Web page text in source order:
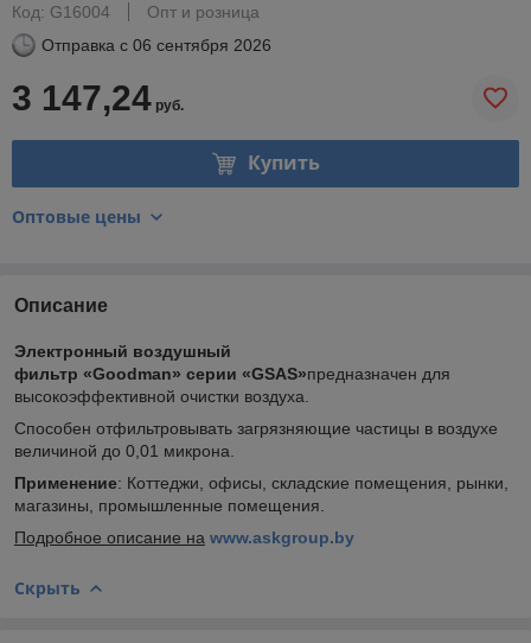
Код: G16004
Опт и розница
Отправка с 06 сентября 2026
3 147,24 руб.
Купить
Оптовые цены
Описание
Электронный воздушный
фильтр «Goodman» серии «GSAS»предназначен для
высокоэффективной очистки воздуха.
Способен отфильтровывать загрязняющие частицы в воздухе
величиной до 0,01 микрона.
Применение: Коттеджи, офисы, складские помещения, рынки,
магазины, промышленные помещения.
Подробное описание на www.askgroup.by
Скрыть